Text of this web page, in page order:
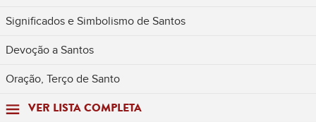
Significados e Simbolismo de Santos
Devoção a Santos
Oração, Terço de Santo
VER LISTA COMPLETA